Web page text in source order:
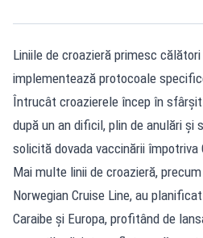
Liniile de croazieră primesc
implementează protocoale
Întrucât croazierele încep în
după un an dificil, plin de anulări și
solicită dovada vaccinării împotriva
Mai multe linii de croazieră,
Norwegian Cruise Line, au
Caraibe și Europa, profitând de